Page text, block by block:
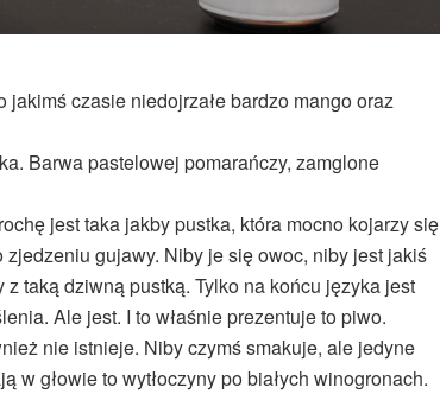
jakimś czasie niedojrzałe bardzo mango oraz
Barwa pastelowej pomarańczy, zamglone
jest taka jakby pustka, która mocno kojarzy się
zjedzeniu gujawy. Niby je się owoc, niby jest jakiś
taką dziwną pustką. Tylko na końcu języka jest
Ale jest. I to właśnie prezentuje to piwo.
nie istnieje. Niby czymś smakuje, ale jedyne
w głowie to wytłoczyny po białych winogronach.